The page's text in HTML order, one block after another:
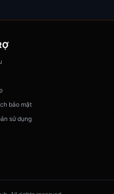
bảo mật
sử dụng